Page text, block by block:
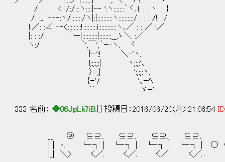
/: : : : : <:!/:/:::ヽ::::|-‐ ':ヽ:::::::｀ヾ､l: : : ヽ: : :}
/: :,.. --‐:ヽ/:::::::/ヽ|:|::::::::::ヽ::::::::::/ : : : /!: :/
l:／: :∠ -‐<:::::::::!:::::::::i::::::::::::ヽ､／ : : ／ l／
|: : :/ ｀ー|::::::::::|::::::::__,ゝ＼ :／
ヽ:/ ｀',￣',｀ｰ-ヽ、 ヾ
ﾄ-':! ＼-'ヽ.
l;:;:;:| ヽ;:;:'､
〉=,| ':,:;:ヽ.
{ｰ'/ '､ｰﾍ
｀´ ゞｰ'
333 名前： ◆06JpLk7iB. [] 投稿日：2016/06/20(月) 21:06:54
__ ◎ ⊆⊇、 ⊆⊇、 ⊆⊇、 ⊆⊇、
| | ｒ､ └‐┐ | └‐┐ | └‐┐ | └‐┐ | ○
|_| ＼> く／. く／. く／. く／.